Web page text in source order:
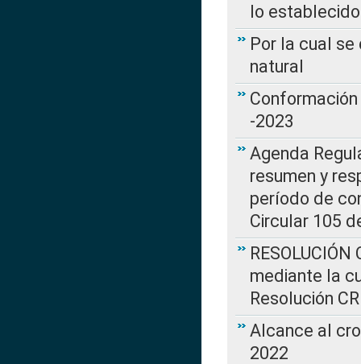
lo
Por la cual
natural
-2023
Agenda
resumen y
período de
Circular 105
mediante la
Resolución
Alcance al
2022